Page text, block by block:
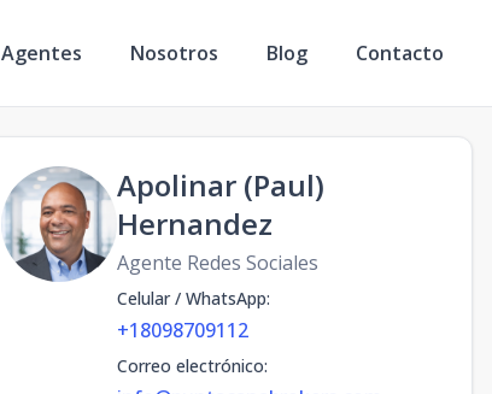
Agentes Nosotros Blog Contacto
Apolinar (Paul)
Hernandez
Agente Redes Sociales
Celular / WhatsApp:
+18098709112
Correo electrónico: